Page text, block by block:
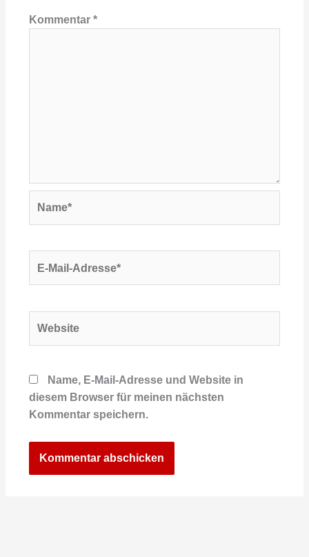
Kommentar *
Mail-
Name, E-Mail-Adresse und Website in
diesem Browser für meinen nächsten
Kommentar speichern.